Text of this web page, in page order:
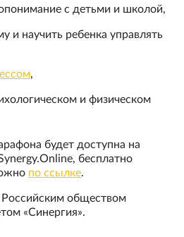
с детьми и школой,
и научить ребенка управлять
,
и физическом
будет доступна на
бесплатно
по ссылке.
обществом
«Синергия».